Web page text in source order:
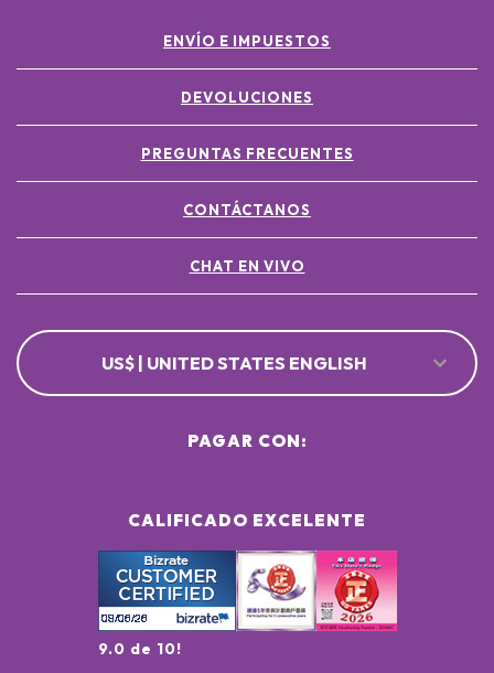
ENVÍO E IMPUESTOS
DEVOLUCIONES
PREGUNTAS FRECUENTES
CONTÁCTANOS
CHAT EN VIVO
US$ | UNITED STATES ENGLISH
CALIFICADO EXCELENTE
9.0 de 10!
PAGAR CON: